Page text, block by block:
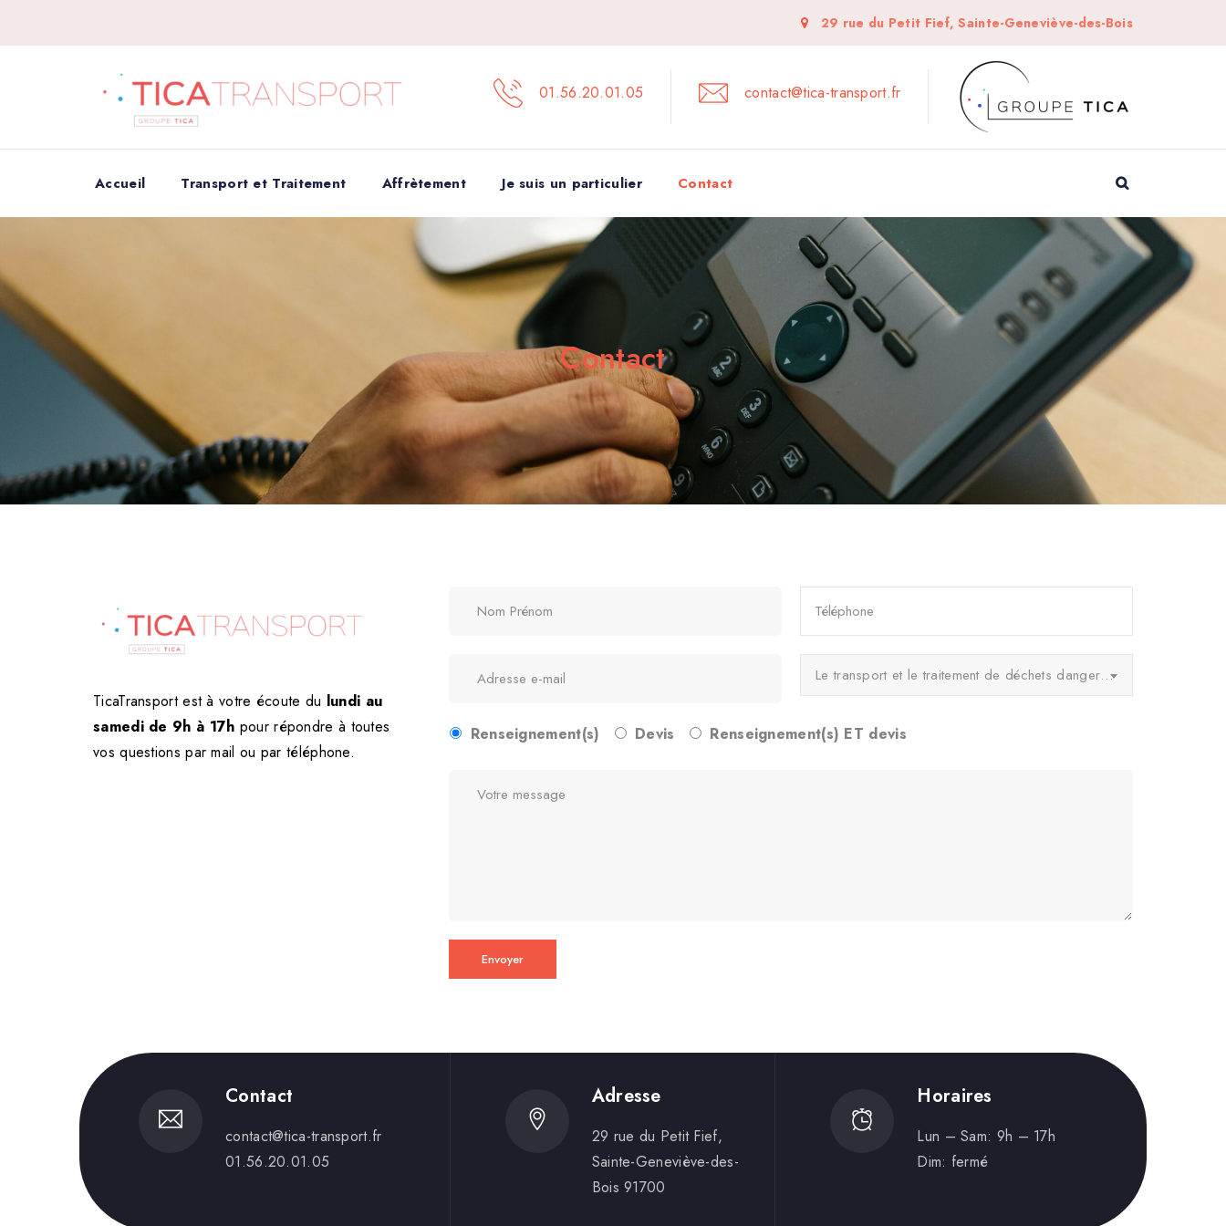
29 rue du Petit Fief, Sainte-Geneviève-des-Bois
01.56.20.01.05 contact@tica-transport.fr
Accueil Transport et Traitement Affrètement Je suis un particulier Contact
Contact
TicaTransport est à votre écoute du lundi au
samedi de 9h à 17h pour répondre à toutes
vos questions par mail ou par téléphone.
Le transport et le traitement de déchets dangereux
Renseignement(s) Devis Renseignement(s) ET devis
Contact
contact@tica-transport.fr
01.56.20.01.05
Adresse
29 rue du Petit Fief,
Sainte-Geneviève-des-
Bois 91700
Horaires
Lun – Sam: 9h – 17h
Dim: fermé